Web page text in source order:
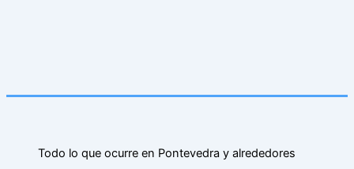
Todo lo que ocurre en Pontevedra y alrededores